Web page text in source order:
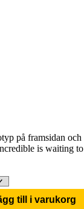
på framsidan och
is waiting
till i varukorg